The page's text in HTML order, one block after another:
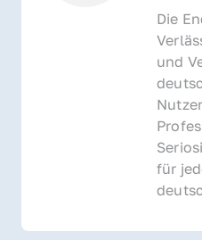
Die
und
für